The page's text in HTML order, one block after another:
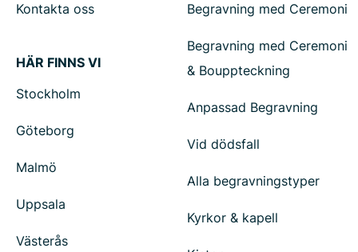
Kontakta oss
HÄR FINNS VI
Stockholm
Göteborg
Malmö
Uppsala
Västerås
Begravning med Ceremoni
Begravning med Ceremoni
& Bouppteckning
Anpassad Begravning
Vid dödsfall
Alla begravningstyper
Kyrkor & kapell